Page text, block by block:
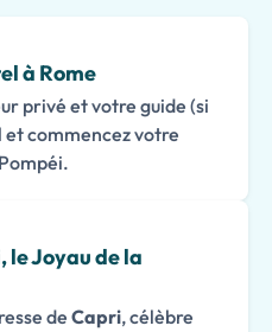
à Rome
privé et votre guide (si
commencez votre
le Joyau de la
de Capri, célèbre